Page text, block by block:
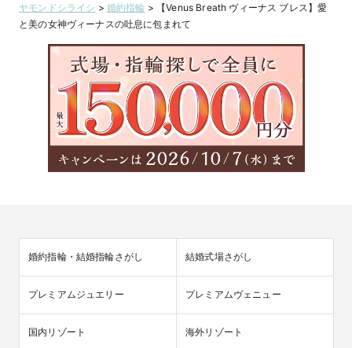
ヤモンドシライシ > 婚約指輪 >
【Venus Breath ヴィーナス ブレス】愛
と美の女神ヴィーナスの吐息に包まれて
婚約指輪・結婚指輪さがし 結婚式場さがし
プレミアムジュエリー プレミアムヴェニュー
国内リゾート 海外リゾート